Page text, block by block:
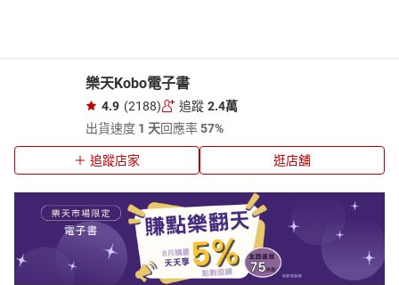
樂天Kobo電子書
4.9 (2188) 追蹤 2.4萬
出貨速度 1 天回應率57%
追蹤店家 逛店舖